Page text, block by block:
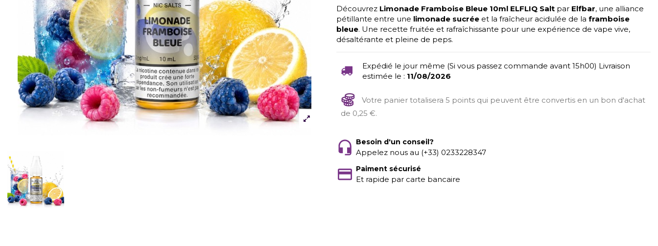
Découvrez Limonade Framboise Bleue 10ml ELFLIQ Salt par Elfbar, une alliance
pétillante entre une limonade sucrée et la fraîcheur acidulée de la framboise
bleue. Une recette fruitée et rafraîchissante pour une expérience de vape vive,
désaltérante et pleine de peps.
Expédié le jour même (Si vous passez commande avant 15h00) Livraison
estimée le : 11/08/2026
Votre panier totalisera 5 points qui peuvent être convertis en un bon d'achat
de 0,25 €.
Besoin d'un conseil?
Appelez nous au (+33) 0233228347
Paiment sécurisé
Et rapide par carte bancaire